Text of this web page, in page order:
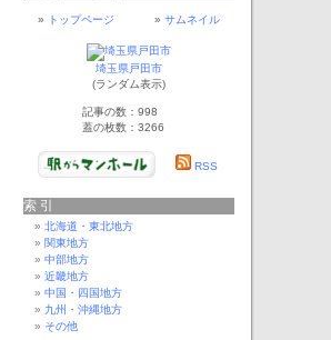
» トップページ » サムネイル
埼玉県戸田市
(ランダム表示)
記事の数：998
蓋の枚数：3266
RSS
索引
北海道・東北地方
関東地方
中部地方
近畿地方
中国・四国地方
九州・沖縄地方
その他